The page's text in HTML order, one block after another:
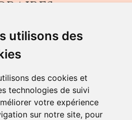
utilisons des
des cookies et
technologies de suivi
votre expérience
sur notre site, pour
AU VENDREDI
et de 14h à 18h
SAMEDI
9h à 12h30
CONTACTER